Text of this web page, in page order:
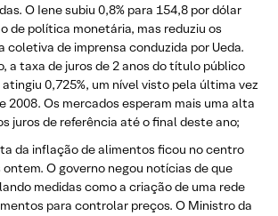
O Iene subiu 0,8% para 154,8 por dólar
de política monetária, mas reduziu os
coletiva de imprensa conduzida por Ueda.
a taxa de juros de 2 anos do título público
atingiu 0,725%, um nível visto pela última vez
2008. Os mercados esperam mais uma alta
juros de referência até o final deste ano;
da inflação de alimentos ficou no centro
O governo negou notícias de que
medidas como a criação de uma rede
para controlar preços. O Ministro da